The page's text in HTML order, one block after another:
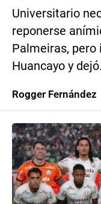
Universitario
reponerse
Palmeiras, pero
Huancayo y
Rogger Fernández